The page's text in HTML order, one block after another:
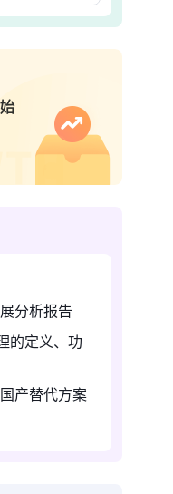
分析报告
的定义、功
产替代方案